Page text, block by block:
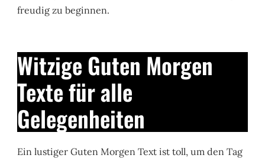
freudig zu beginnen.
Witzige Guten Morgen
Texte für alle
Gelegenheiten
Ein lustiger Guten Morgen Text ist toll, um den Tag